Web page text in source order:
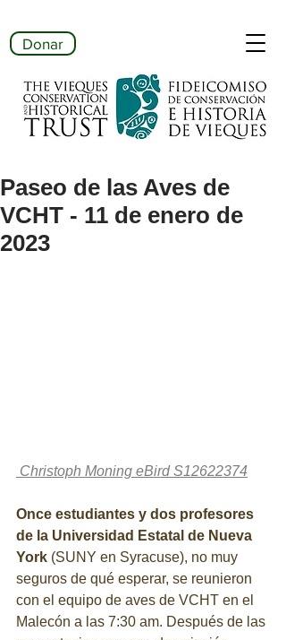
Donar
Paseo de las Aves de
VCHT - 11 de enero de
2023
Christoph Moning eBird S12622374
Once estudiantes y dos profesores
de la Universidad Estatal de Nueva
York (SUNY en Syracuse), no muy
seguros de qué esperar, se reunieron
con el equipo de aves de VCHT en el
Malecón a las 7:30 am. Después de las